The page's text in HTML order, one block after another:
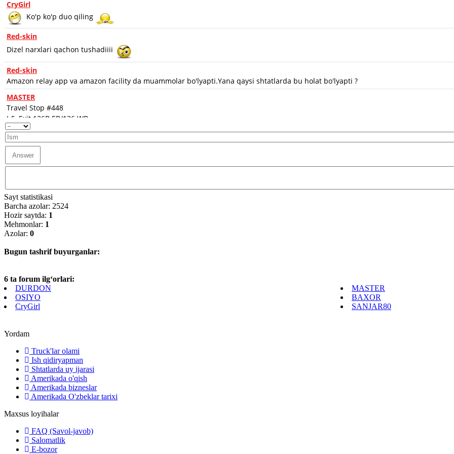
Sayt statistikasi
Barcha azolar: 2524
Hozir saytda: 1
Mehmonlar: 1
Azolar: 0
Bugun tashrif buyurganlar:
6 ta forum ilg‘orlari:
DURDON
MASTER
OSIYO
BAXOR
CryGirl
SANJAR80
Yordam
Truck'lar olami
Ish qidiryapman
Shtatlarda uy ijarasi
Amerikada o'qish
Amerikada bizneslar
Amerikada O'zbeklar tarixi
Maxsus loyihalar
FAQ (Savol-javob)
Salomatlik
E-bozor